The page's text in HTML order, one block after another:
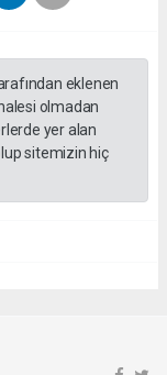
eklenen
olmadan
yer alan
sitemizin hiç